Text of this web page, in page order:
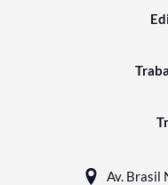
Av. Brasil